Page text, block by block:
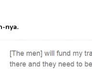
nya.